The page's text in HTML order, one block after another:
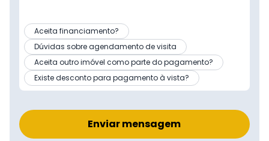
Aceita financiamento?
Dúvidas sobre agendamento de visita
Aceita outro imóvel como parte do pagamento?
Existe desconto para pagamento à vista?
Enviar mensagem